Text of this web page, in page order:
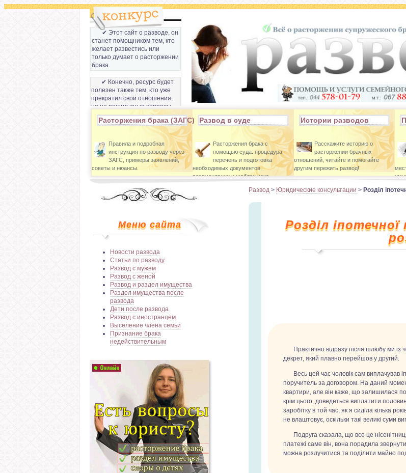
✔ Этот сайт о разводе, он
станет помощником тем, кто
желает развестись или
только думает о расторжении
брака.
✔ Конечно, ресурс будет
полезен также тем, кто уже
прекратил свои отношения,
но не решил иные вопросы,
которые связанны с разводом
супругов.
Расторжения брака (ЗАГС)
Правила и подробная
инструкция по разводу через
ЗАГС, примеры заявлений,
советы и нюансы.
Развод в суде
Расторжения брака с
помощью суда: процедура,
перечень и подготовка
необходимых документов,
рекомендации и шаблон иска.
Истории разводов
Расскажите историю о
расторжении брачных
отношений, читайте и помогайте
другим пережить развод!
Меню сайта
Новости развода
Статьи по разводу
Развод с мужем
Развод с женой
Развод и раздел имущества
Раздел имущества после
развода
Дети после развода
Развод с иностранцем
Выселение члена семьи
Признание брака
недействительным
Развод > Юридические консультации > Розділ
Розділ
Практично відразу після шлюбу ми із
декрет, який плавно перейшов у другий.
Весь цей час чоловік сам виплачував
поручитель за договором. На даний
квартири, але він каже, що залишилася
крім цього, доведеться виплатити
заробітку в той час, як я сиділа кілька
не влаштовує, оскільки такі великі суми
Подруга сказала, що все це
платежі саме він, вона порадила
можна розлучитися та поділити майно